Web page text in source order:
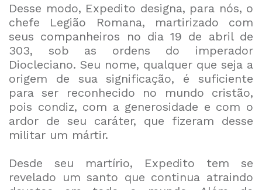
Desse modo, Expedito designa, para nós, o
chefe Legião Romana, martirizado com
seus companheiros no dia 19 de abril de
303, sob as ordens do imperador
Diocleciano. Seu nome, qualquer que seja a
origem de sua significação, é suficiente
para ser reconhecido no mundo cristão,
pois condiz, com a generosidade e com o
ardor de seu caráter, que fizeram desse
militar um mártir.
Desde seu martírio, Expedito tem se
revelado um santo que continua atraindo